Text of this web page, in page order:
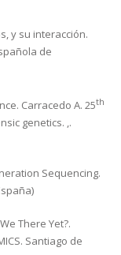
y su interacción.
de
Carracedo A. 25th
genetics. ,.
Sequencing.
There Yet?.
Santiago de